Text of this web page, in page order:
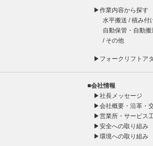
▶作業内容から探す
水平搬送 /積み付
自動保管・自動搬
/ その他
▶ フォークリフト ア
■会社情報
▶社長メッセージ
▶会社概要・沿革・
▶営業所・サービス
▶安全への取り組み
▶環境への取り組み